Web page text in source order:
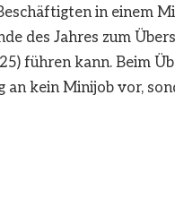
in einem
des Jahres zum
führen kann. Beim
an kein Minijob vor,